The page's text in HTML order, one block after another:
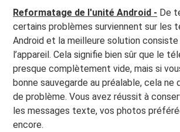
Reformatage de l'unité Android - De
certains problèmes surviennent sur les
Android et la meilleure solution
l’appareil. Cela signifie bien sûr que le
presque complètement vide, mais si
bonne sauvegarde au préalable, cela ne
de problème. Vous avez réussit à
les messages texte, vos photos
encore.